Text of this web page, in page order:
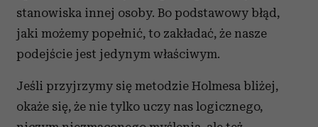
stanowiska innej osoby. Bo podstawowy błąd,
jaki możemy popełnić, to zakładać, że nasze
podejście jest jedynym właściwym.
Jeśli przyjrzymy się metodzie Holmesa bliżej,
okaże się, że nie tylko uczy nas logicznego,